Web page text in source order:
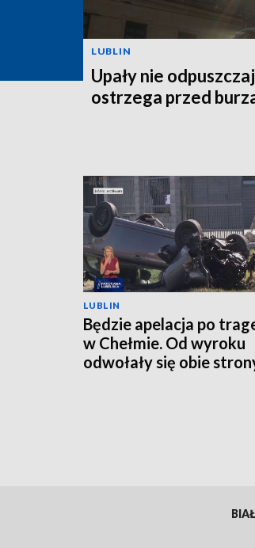
LUBLIN
Upały nie
ostrzega przed
LUBLIN
Będzie apelacja po
w Chełmie. Od wyroku
odwołały się obie